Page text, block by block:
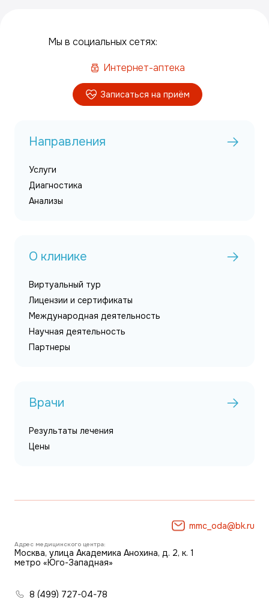
Мы в социальных сетях:
Интернет-аптека
Записаться на приём
Направления
Услуги
Диагностика
Анализы
О клинике
Виртуальный тур
Лицензии и сертификаты
Международная деятельность
Научная деятельность
Партнеры
Врачи
Результаты лечения
Цены
Адрес медицинского центра:
Москва, улица Академика Анохина, д. 2, к. 1
метро «Юго-Западная»
8 (499) 727-04-78
mmc_oda@bk.ru